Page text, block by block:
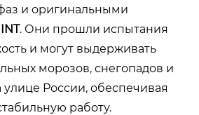
и оригинальными
. Они прошли испытания
и могут выдерживать
морозов, снегопадов и
улице России, обеспечивая
работу.